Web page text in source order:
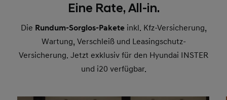
Eine Rate, All-in.
Die Rundum-Sorglos-Paketeinkl. Kfz-Versicherung,
Wartung, Verschleiß und Leasingschutz-
Versicherung. Jetzt exklusiv für den Hyundai INSTER
und i20 verfügbar.